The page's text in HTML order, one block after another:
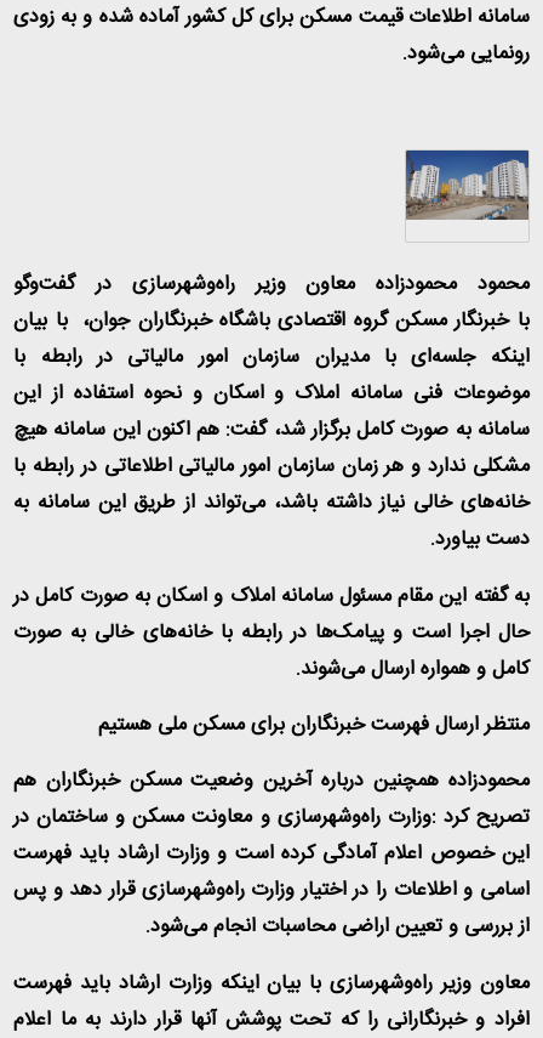
سامانه اطلاعات قیمت مسکن برای کل کشور آماده شده و به زودی
رونمایی می‌شود.
محمود محمودزاده معاون وزیر راه‌وشهرسازی در گفت‌وگو
با خبرنگار مسکن گروه اقتصادی باشگاه خبرنگاران جوان، با بیان
اینکه جلسه‌ای با مدیران سازمان امور مالیاتی در رابطه با
موضوعات فنی سامانه املاک و اسکان و نحوه استفاده از این
سامانه به صورت کامل برگزار شد، گفت: هم اکنون این سامانه هیچ
مشکلی ندارد و هر زمان سازمان امور مالیاتی اطلاعاتی در رابطه با
خانه‌های خالی نیاز داشته باشد، می‌تواند از طریق این سامانه به
دست بیاورد.
به گفته این مقام مسئول سامانه املاک و اسکان به صورت کامل در
حال اجرا است و پیامک‌ها در رابطه با خانه‌های خالی به صورت
کامل و همواره ارسال می‌شوند.
منتظر ارسال فهرست خبرنگاران برای مسکن ملی هستیم
محمودزاده همچنین درباره آخرین وضعیت مسکن خبرنگاران هم
تصریح کرد :وزارت راه‌وشهرسازی و معاونت مسکن و ساختمان در
این خصوص اعلام آمادگی کرده است و وزارت ارشاد باید فهرست
اسامی و اطلاعات را در اختیار وزارت راه‌وشهرسازی قرار دهد و پس
از بررسی و تعیین اراضی محاسبات انجام می‌شود.
معاون وزیر راه‌وشهرسازی با بیان اینکه وزارت ارشاد باید فهرست
افراد و خبرنگارانی را که تحت پوشش آنها قرار دارند به ما اعلام